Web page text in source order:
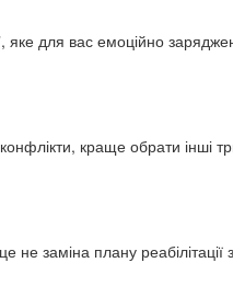
для вас емоційно
краще обрати інші
заміна плану реабілітації